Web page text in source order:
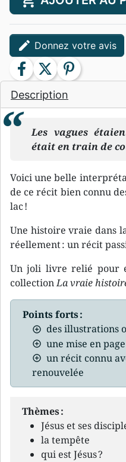
Description
Les vagues
était en train de
Voici une belle
de ce récit bien connu
lac !
Une histoire vraie dans
réellement : un récit
Un joli livre relié pour
collectionLa vraie
Points forts :
des illustrations
une mise en
un récit connu
renouvelée
Thèmes :
Jésus et ses
la tempête
qui est Jésus ?
edit Donnez votre avis
facebook twitter pinterest